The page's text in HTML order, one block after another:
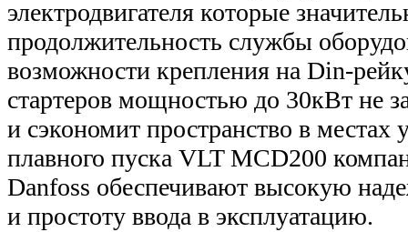
электродвигателя которые
продолжительность службы
возможности крепления на Din-
стартеров мощностью до 30кВт не
и сэкономит пространство в местах
плавного пуска VLT MCD200
Danfoss обеспечивают высокую
и простоту ввода в эксплуатацию.